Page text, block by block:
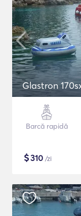
Glastron
Barcă rapidă
$310 /zi